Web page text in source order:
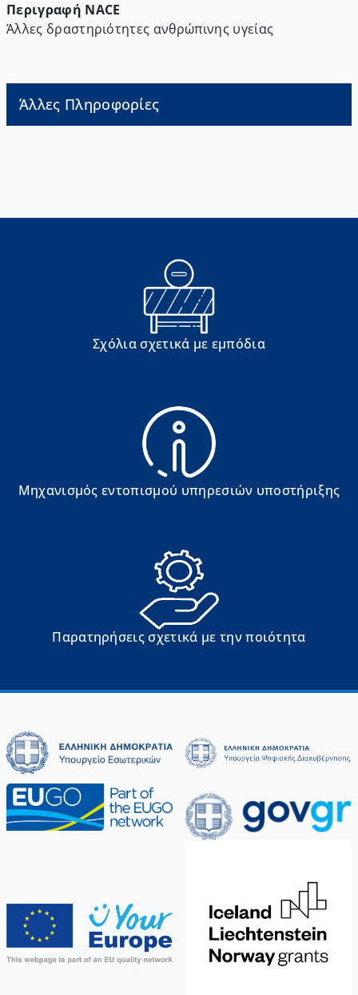
Περιγραφή NACE
Άλλες δραστηριότητες ανθρώπινης υγείας
Άλλες Πληροφορίες
Σχόλια σχετικά με εμπόδια
Μηχανισμός εντοπισμού υπηρεσιών υποστήριξης
Παρατηρήσεις σχετικά με την ποιότητα